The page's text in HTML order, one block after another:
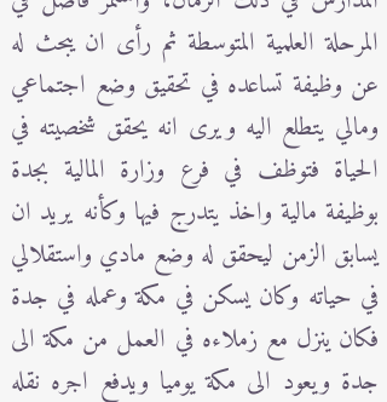
المرحلة العلمية المتوسطة ثم رأى ان يبحث له
عن وظيفة تساعده في تحقيق وضع اجتماعي
ومالي يتطلع اليه ويرى انه يحقق شخصيته في
الحياة فتوظف في فرع وزارة المالية بجدة
بوظيفة مالية واخذ يتدرج فيها وكأنه يريد ان
يسابق الزمن ليحقق له وضع مادي واستقلالي
في حياته وكان يسكن في مكة وعمله في جدة
فكان ينزل مع زملاءه في العمل من مكة الى
جدة ويعود الى مكة يوميا ويدفع اجره نقله